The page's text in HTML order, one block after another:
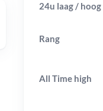
24u laag / hoog
Rang
All Time high